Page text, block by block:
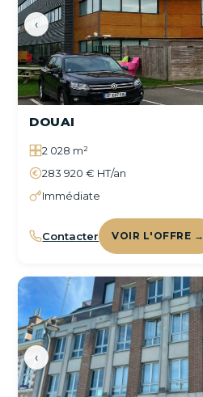
‹
DOUAI
2 028 m²
283 920 € HT/an
Immédiate
Contacter VOIR L'OFFRE →
‹